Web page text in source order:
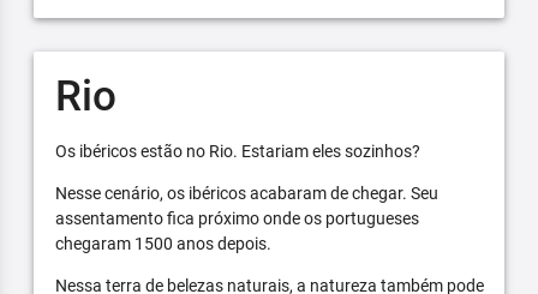
Rio
Os ibéricos estão no Rio. Estariam eles sozinhos?
Nesse cenário, os ibéricos acabaram de chegar. Seu
assentamento fica próximo onde os portugueses
chegaram 1500 anos depois.
Nessa terra de belezas naturais, a natureza também pode